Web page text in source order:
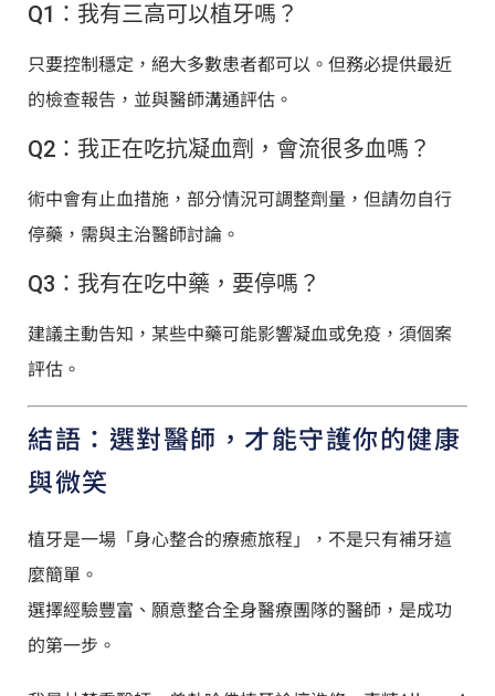
Q1：我有三高可以植牙嗎？
只要控制穩定，絕大多數患者都可以。但務必提供最近
的檢查報告，並與醫師溝通評估。
Q2：我正在吃抗凝血劑，會流很多血嗎？
術中會有止血措施，部分情況可調整劑量，但請勿自行
停藥，需與主治醫師討論。
Q3：我有在吃中藥，要停嗎？
建議主動告知，某些中藥可能影響凝血或免疫，須個案
評估。
結語：選對醫師，才能守護你的健康
與微笑
植牙是一場「身心整合的療癒旅程」，不是只有補牙這
麼簡單。
選擇經驗豐富、願意整合全身醫療團隊的醫師，是成功
的第一步。